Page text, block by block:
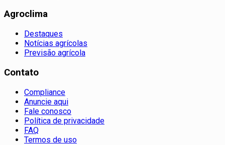
Agroclima
Destaques
Notícias agrícolas
Previsão agrícola
Contato
Compliance
Anuncie aqui
Fale conosco
Política de privacidade
FAQ
Termos de uso